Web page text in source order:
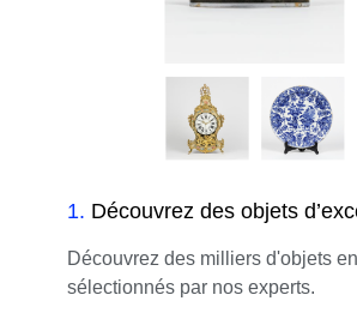
1. Découvrez des objets
Découvrez des milliers d'objets
sélectionnés par nos experts.